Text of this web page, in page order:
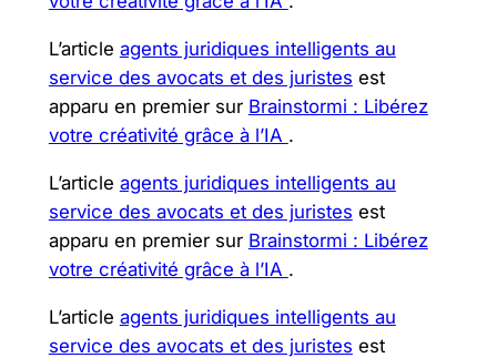
L’article agents juridiques intelligents au
service des avocats et des juristes est
apparu en premier sur Brainstormi : Libérez
votre créativité grâce à l’IA .
L’article agents juridiques intelligents au
service des avocats et des juristes est
apparu en premier sur Brainstormi : Libérez
votre créativité grâce à l’IA .
L’article agents juridiques intelligents au
service des avocats et des juristes est